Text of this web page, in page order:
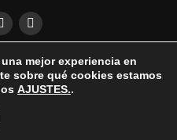
DESCARGO DE RESPONSABILIDAD
LEGAL | COOKIES | PRIVACIDAD
Reserved |
mejor experiencia en
sobre qué cookies estamos
AJUSTES..
el banner de cookies RGPD